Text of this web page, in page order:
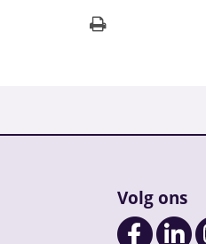
Volg ons